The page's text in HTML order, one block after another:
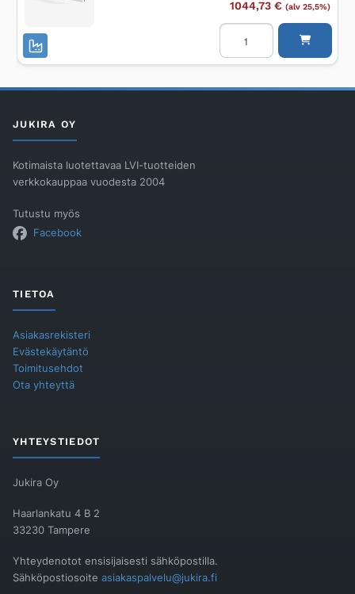
1044,73 € (alv 25,5%)
Konvektori
PURMO
PURMO
142X1800
JUKIRA OY
Kotimaista luotettavaa LVI-tuotteiden
verkkokauppaa vuodesta 2004
Tutustu myös
Facebook
TIETOA
Asiakasrekisteri
Evästekäytäntö
Toimitusehdot
Ota yhteyttä
YHTEYSTIEDOT
Jukira Oy
Haarlankatu 4 B 2
33230 Tampere
Yhteydenotot ensisijaisesti sähköpostilla.
Sähköpostiosoite asiakaspalvelu@jukira.fi